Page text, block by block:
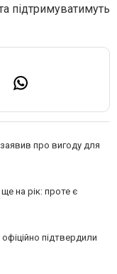
підтримуватимуть
про вигоду для
на рік: проте є
підтвердили